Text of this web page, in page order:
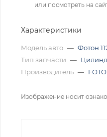
или посмотреть на
Характеристики
Модель авто — Фотон
Тип запчасти —
Производитель —
Изображение носит